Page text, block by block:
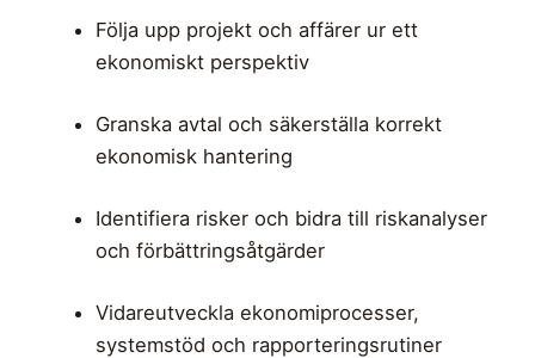
Följa upp projekt och affärer ur ett
ekonomiskt perspektiv
Granska avtal och säkerställa korrekt
ekonomisk hantering
Identifiera risker och bidra till riskanalyser
och förbättringsåtgärder
Vidareutveckla ekonomiprocesser,
systemstöd och rapporteringsrutiner